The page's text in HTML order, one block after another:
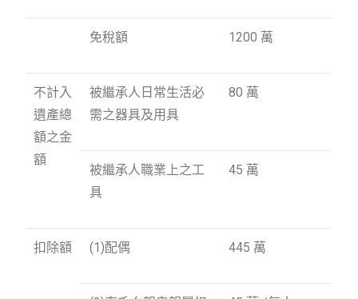
免稅額 1200 萬
不計入
遺產總
額之金
額
被繼承人日常生活必
需之器具及用具
80 萬
被繼承人職業上之工
具
45 萬
扣除額 (1)配偶 445 萬